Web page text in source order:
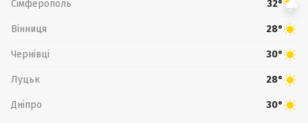
Сімферополь 32°
Вінниця 28°
Чернівці 30°
Луцьк 28°
Дніпро 30°